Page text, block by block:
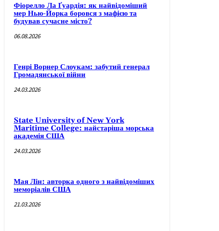
Фіорелло Ла Ґуардія: як найвідоміший
мер Нью-Йорка боровся з мафією та
будував сучасне місто?
06.08.2026
Генрі Ворнер Слоукам: забутий генерал
Громадянської війни
24.03.2026
State University of New York
Maritime College: найстаріша морська
академія США
24.03.2026
Мая Лін: авторка одного з найвідоміших
меморіалів США
21.03.2026